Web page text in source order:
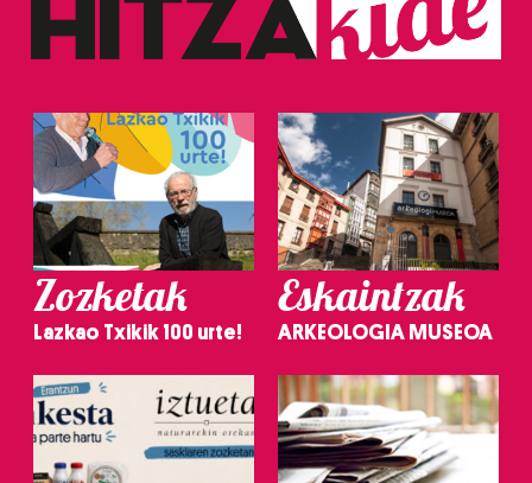
Zozketak
Lazkao Txikik 100 urte!
Eskaintzak
ARKEOLOGIA MUSEOA